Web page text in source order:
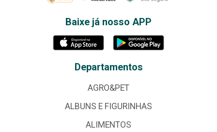
Baixe já nosso APP
Departamentos
AGRO&PET
ALBUNS E FIGURINHAS
ALIMENTOS